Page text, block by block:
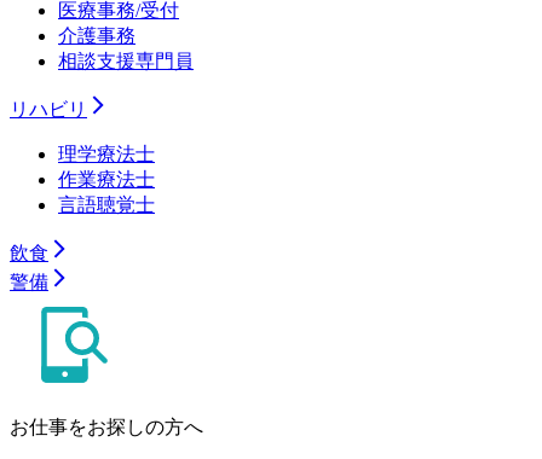
医療事務/受付
介護事務
相談支援専門員
リハビリ
理学療法士
作業療法士
言語聴覚士
飲食
警備
お仕事をお探しの方へ